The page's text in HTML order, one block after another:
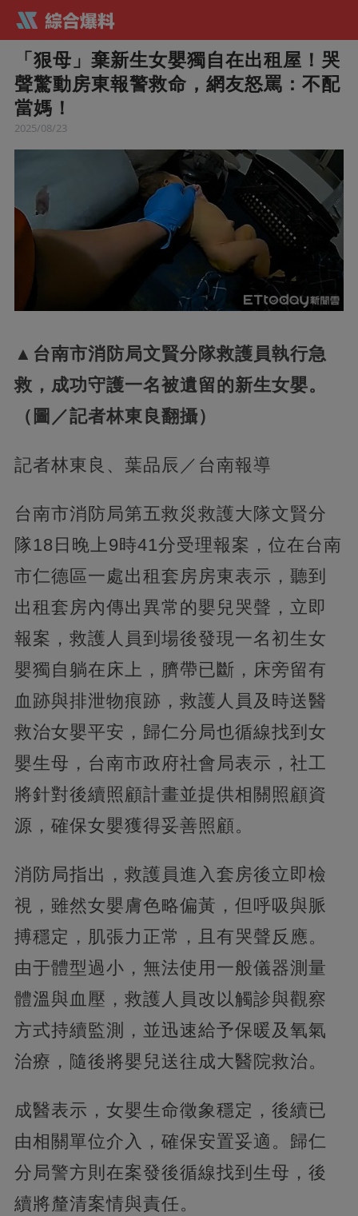
「狠母」棄新生女嬰獨自在出租屋！哭
聲驚動房東報警救命，網友怒罵：不配
當媽！
2025/08/23
▲台南市消防局文賢分隊救護員執行急
救，成功守護一名被遺留的新生女嬰。
（圖／記者林東良翻攝）
記者林東良、葉品辰／台南報導
台南市消防局第五救災救護大隊文賢分
隊18日晚上9時41分受理報案，位在台南
市仁德區一處出租套房房東表示，聽到
出租套房內傳出異常的嬰兒哭聲，立即
報案，救護人員到場後發現一名初生女
嬰獨自躺在床上，臍帶已斷，床旁留有
血跡與排泄物痕跡，救護人員及時送醫
救治女嬰平安，歸仁分局也循線找到女
嬰生母，台南市政府社會局表示，社工
將針對後續照顧計畫並提供相關照顧資
源，確保女嬰獲得妥善照顧。
消防局指出，救護員進入套房後立即檢
視，雖然女嬰膚色略偏黃，但呼吸與脈
搏穩定，肌張力正常，且有哭聲反應。
由于體型過小，無法使用一般儀器測量
體溫與血壓，救護人員改以觸診與觀察
方式持續監測，並迅速給予保暖及氧氣
治療，隨後將嬰兒送往成大醫院救治。
成醫表示，女嬰生命徵象穩定，後續已
由相關單位介入，確保安置妥適。歸仁
分局警方則在案發後循線找到生母，後
續將釐清案情與責任。